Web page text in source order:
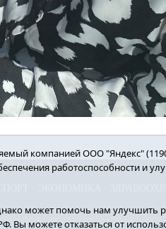
Владимир Михайлович.
ЭЛ № ФС77-66939 от 25.08.2016
компанией ООО "Яндекс"
работоспособности и
может помочь нам улучшить
Вы можете отказаться от